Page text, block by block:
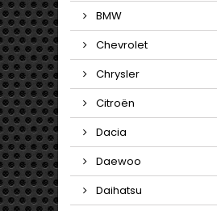
BMW
Chevrolet
Chrysler
Citroën
Dacia
Daewoo
Daihatsu